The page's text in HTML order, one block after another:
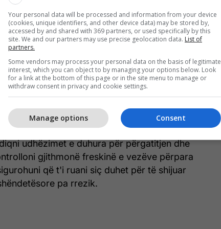
e ziera në frigorifer, mundësisht në
për t'i mbajtur ato të freskëta më gjatë.
se sa kohë kanë qenë vezët në frigorifer,
i vendosur në një tas me ujë. Një vezë e
ndërsa një e vjetër mund të fillojë të notojë
që zhvillohen brenda guaskës.
një vakt ushqyes dhe i sigurt, por është e
udhëzimet e duhura për përgatitjen dhe
gjithmonë freskinë e vezëve përpara
që t'i ruani siç duhet për të shijuar
pa rrezik.
Your personal data will be processed and information from your device
(cookies, unique identifiers, and other device data) may be stored by,
accessed by and shared with 369 partners, or used specifically by this
site. We and our partners may use precise geolocation data. List of
partners.
Some vendors may process your personal data on the basis of legitimate
interest, which you can object to by managing your options below. Look
for a link at the bottom of this page or in the site menu to manage or
withdraw consent in privacy and cookie settings.
Consent
Manage options